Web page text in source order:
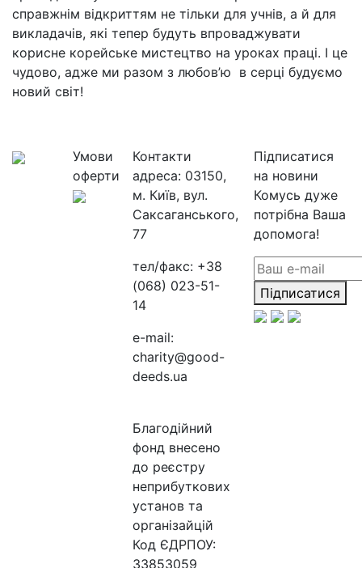
справжнім відкриттям не тільки для учнів, а й для
викладачів, які тепер будуть впроваджувати
корисне корейське мистецтво на уроках праці. І це
чудово, адже ми разом з любов’ю в серці будуємо
новий світ!
Умови
оферти
Контакти
адреса: 03150,
м. Київ, вул.
Саксаганського,
77
тел/факс: +38
(068) 023-51-
14
e-mail:
charity@good-
deeds.ua
Благодійний
фонд внесено
до реєстру
неприбуткових
установ та
організайцій
Код ЄДРПОУ:
33853059
Підписатися
на новини
Комусь дуже
потрібна Ваша
допомога!
Підписатися